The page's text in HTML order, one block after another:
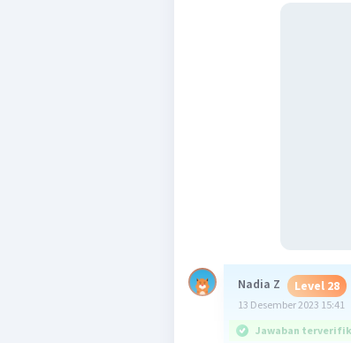
Nadia Z Level 28
13 Desember 2023 15:41
Jawaban